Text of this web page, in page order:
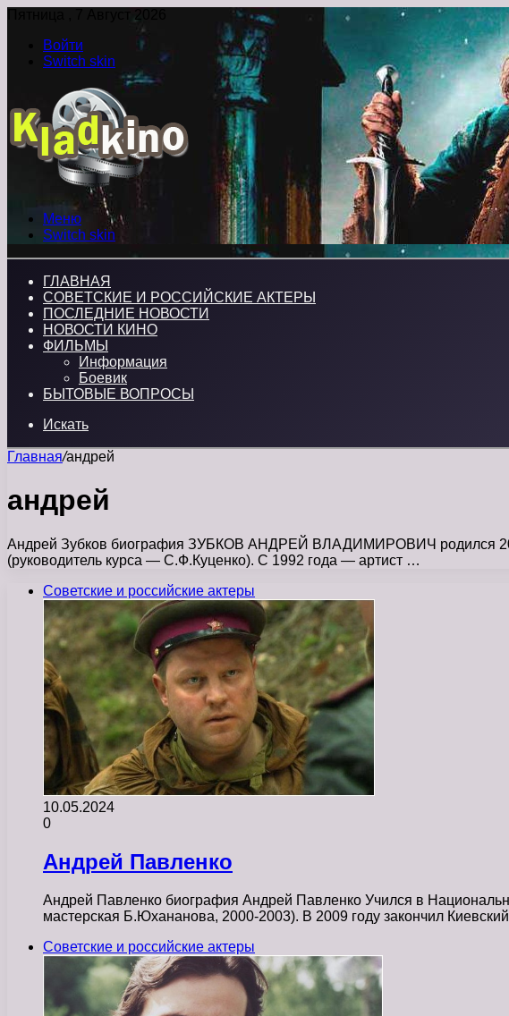
Пятница , 7 Август 2026
Войти
Switch skin
Меню
Switch skin
ГЛАВНАЯ
СОВЕТСКИЕ И РОССИЙСКИЕ АКТЕРЫ
ПОСЛЕДНИЕ НОВОСТИ
НОВОСТИ КИНО
ФИЛЬМЫ
Информация
Боевик
БЫТОВЫЕ ВОПРОСЫ
Искать
Главная/андрей
андрей
Андрей Зубков биография ЗУБКОВ АНДРЕЙ ВЛАДИМИРОВИЧ родился 20
(руководитель курса — С.Ф.Куценко). С 1992 года — артист …
Советские и российские актеры
10.05.2024
0
Андрей Павленко
Андрей Павленко биография Андрей Павленко Учился в
мастерская Б.Юхананова, 2000-2003). В 2009 году закончил
Советские и российские актеры